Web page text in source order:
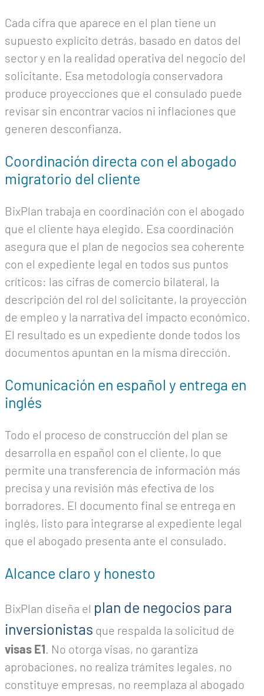
Cada cifra que aparece en el plan tiene un
supuesto explícito detrás, basado en datos del
sector y en la realidad operativa del negocio del
solicitante. Esa metodología conservadora
produce proyecciones que el consulado puede
revisar sin encontrar vacíos ni inflaciones que
generen desconfianza.
Coordinación directa con el abogado
migratorio del cliente
BixPlan trabaja en coordinación con el abogado
que el cliente haya elegido. Esa coordinación
asegura que el plan de negocios sea coherente
con el expediente legal en todos sus puntos
críticos: las cifras de comercio bilateral, la
descripción del rol del solicitante, la proyección
de empleo y la narrativa del impacto económico.
El resultado es un expediente donde todos los
documentos apuntan en la misma dirección.
Comunicación en español y entrega en
inglés
Todo el proceso de construcción del plan se
desarrolla en español con el cliente, lo que
permite una transferencia de información más
precisa y una revisión más efectiva de los
borradores. El documento final se entrega en
inglés, listo para integrarse al expediente legal
que el abogado presenta ante el consulado.
Alcance claro y honesto
BixPlan diseña el plan de negocios para
inversionistas que respalda la solicitud de
visas E1. No otorga visas, no garantiza
aprobaciones, no realiza trámites legales, no
constituye empresas, no reemplaza al abogado